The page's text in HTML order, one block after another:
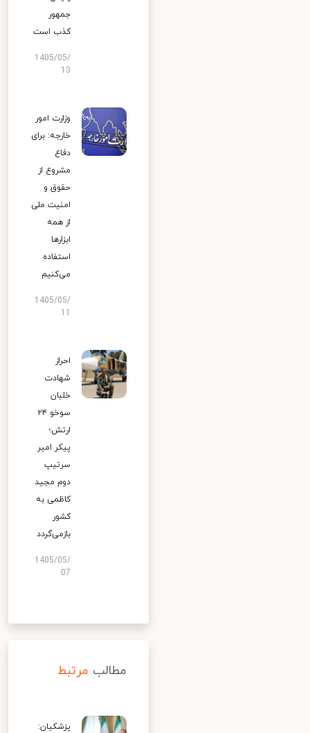
جمهور
کذب است
1405/05/
13
وزارت امور
خارجه: برای
دفاع
مشروع از
حقوق و
امنیت ملی
از همه
ابزارها
استفاده
می‌کنیم
1405/05/
احراز
شهادت
خلبان
سوخو ۲۴
ارتش؛
پیکر امیر
سرتیپ
دوم مجید
کاظمی به
کشور
بازمی‌گردد
1405/05/
07
مطالب مرتبط
پزشکیان: